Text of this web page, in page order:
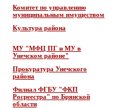
Комитет по управлению
муниципальным имуществом
Культура района
МУ "МФЦ ПГ и МУ в
Унечском районе"
Прокуратура Унечского
района
Филиал ФГБУ "ФКП
Росреестра" по Брянской
области